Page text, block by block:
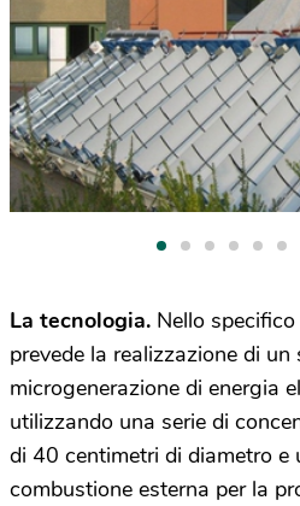
La tecnologia. Nello
prevede la realizzazione di
microgenerazione di energia
utilizzando una serie di
di 40 centimetri di diametro e
combustione esterna per la